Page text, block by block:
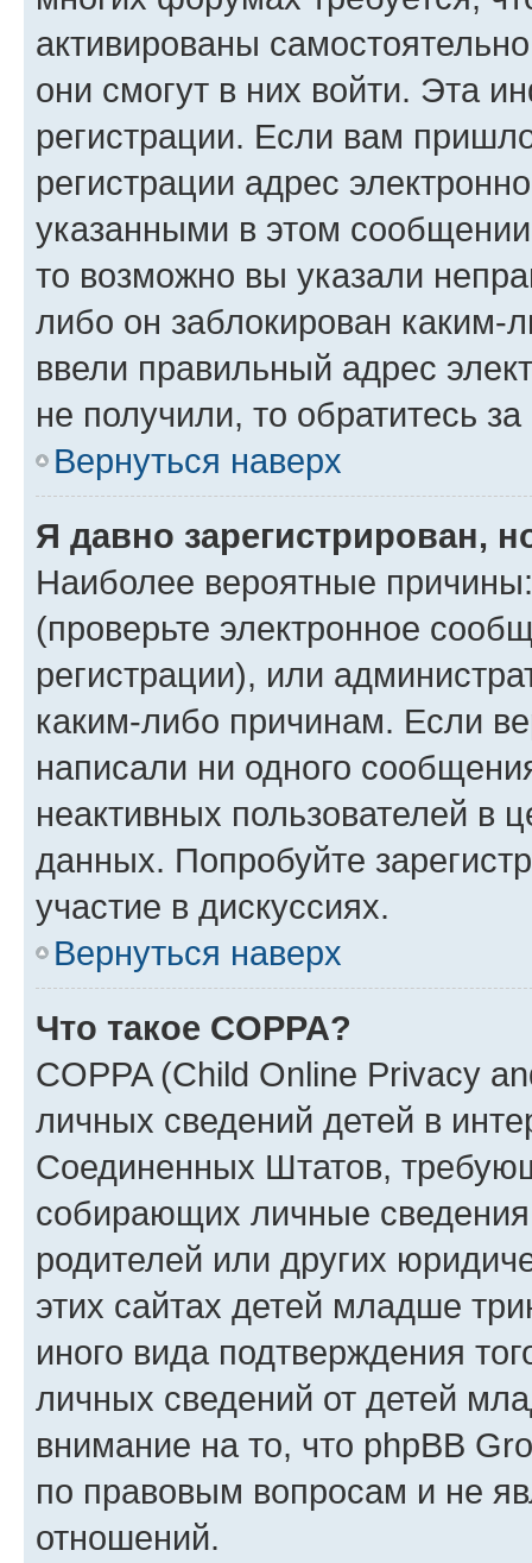
активированы
они смогут в них войти. Эта
регистрации. Если вам
регистрации адрес
указанными в этом
то возможно вы указали
либо он заблокирован
ввели правильный адрес
не получили, то обратитесь
Вернуться наверх
Я давно зарегистрирован,
Наиболее вероятные
(проверьте электронное
регистрации), или
каким-либо причинам. Если
написали ни одного
неактивных пользователей в
данных. Попробуйте
участие в дискуссиях.
Вернуться наверх
Что такое COPPA?
COPPA (Child Online Privacy
личных сведений детей в
Соединенных Штатов,
собирающих личные
родителей или других
этих сайтах детей младше
иного вида подтверждения
личных сведений от детей
внимание на то, что phpBB
по правовым вопросам и не
отношений.